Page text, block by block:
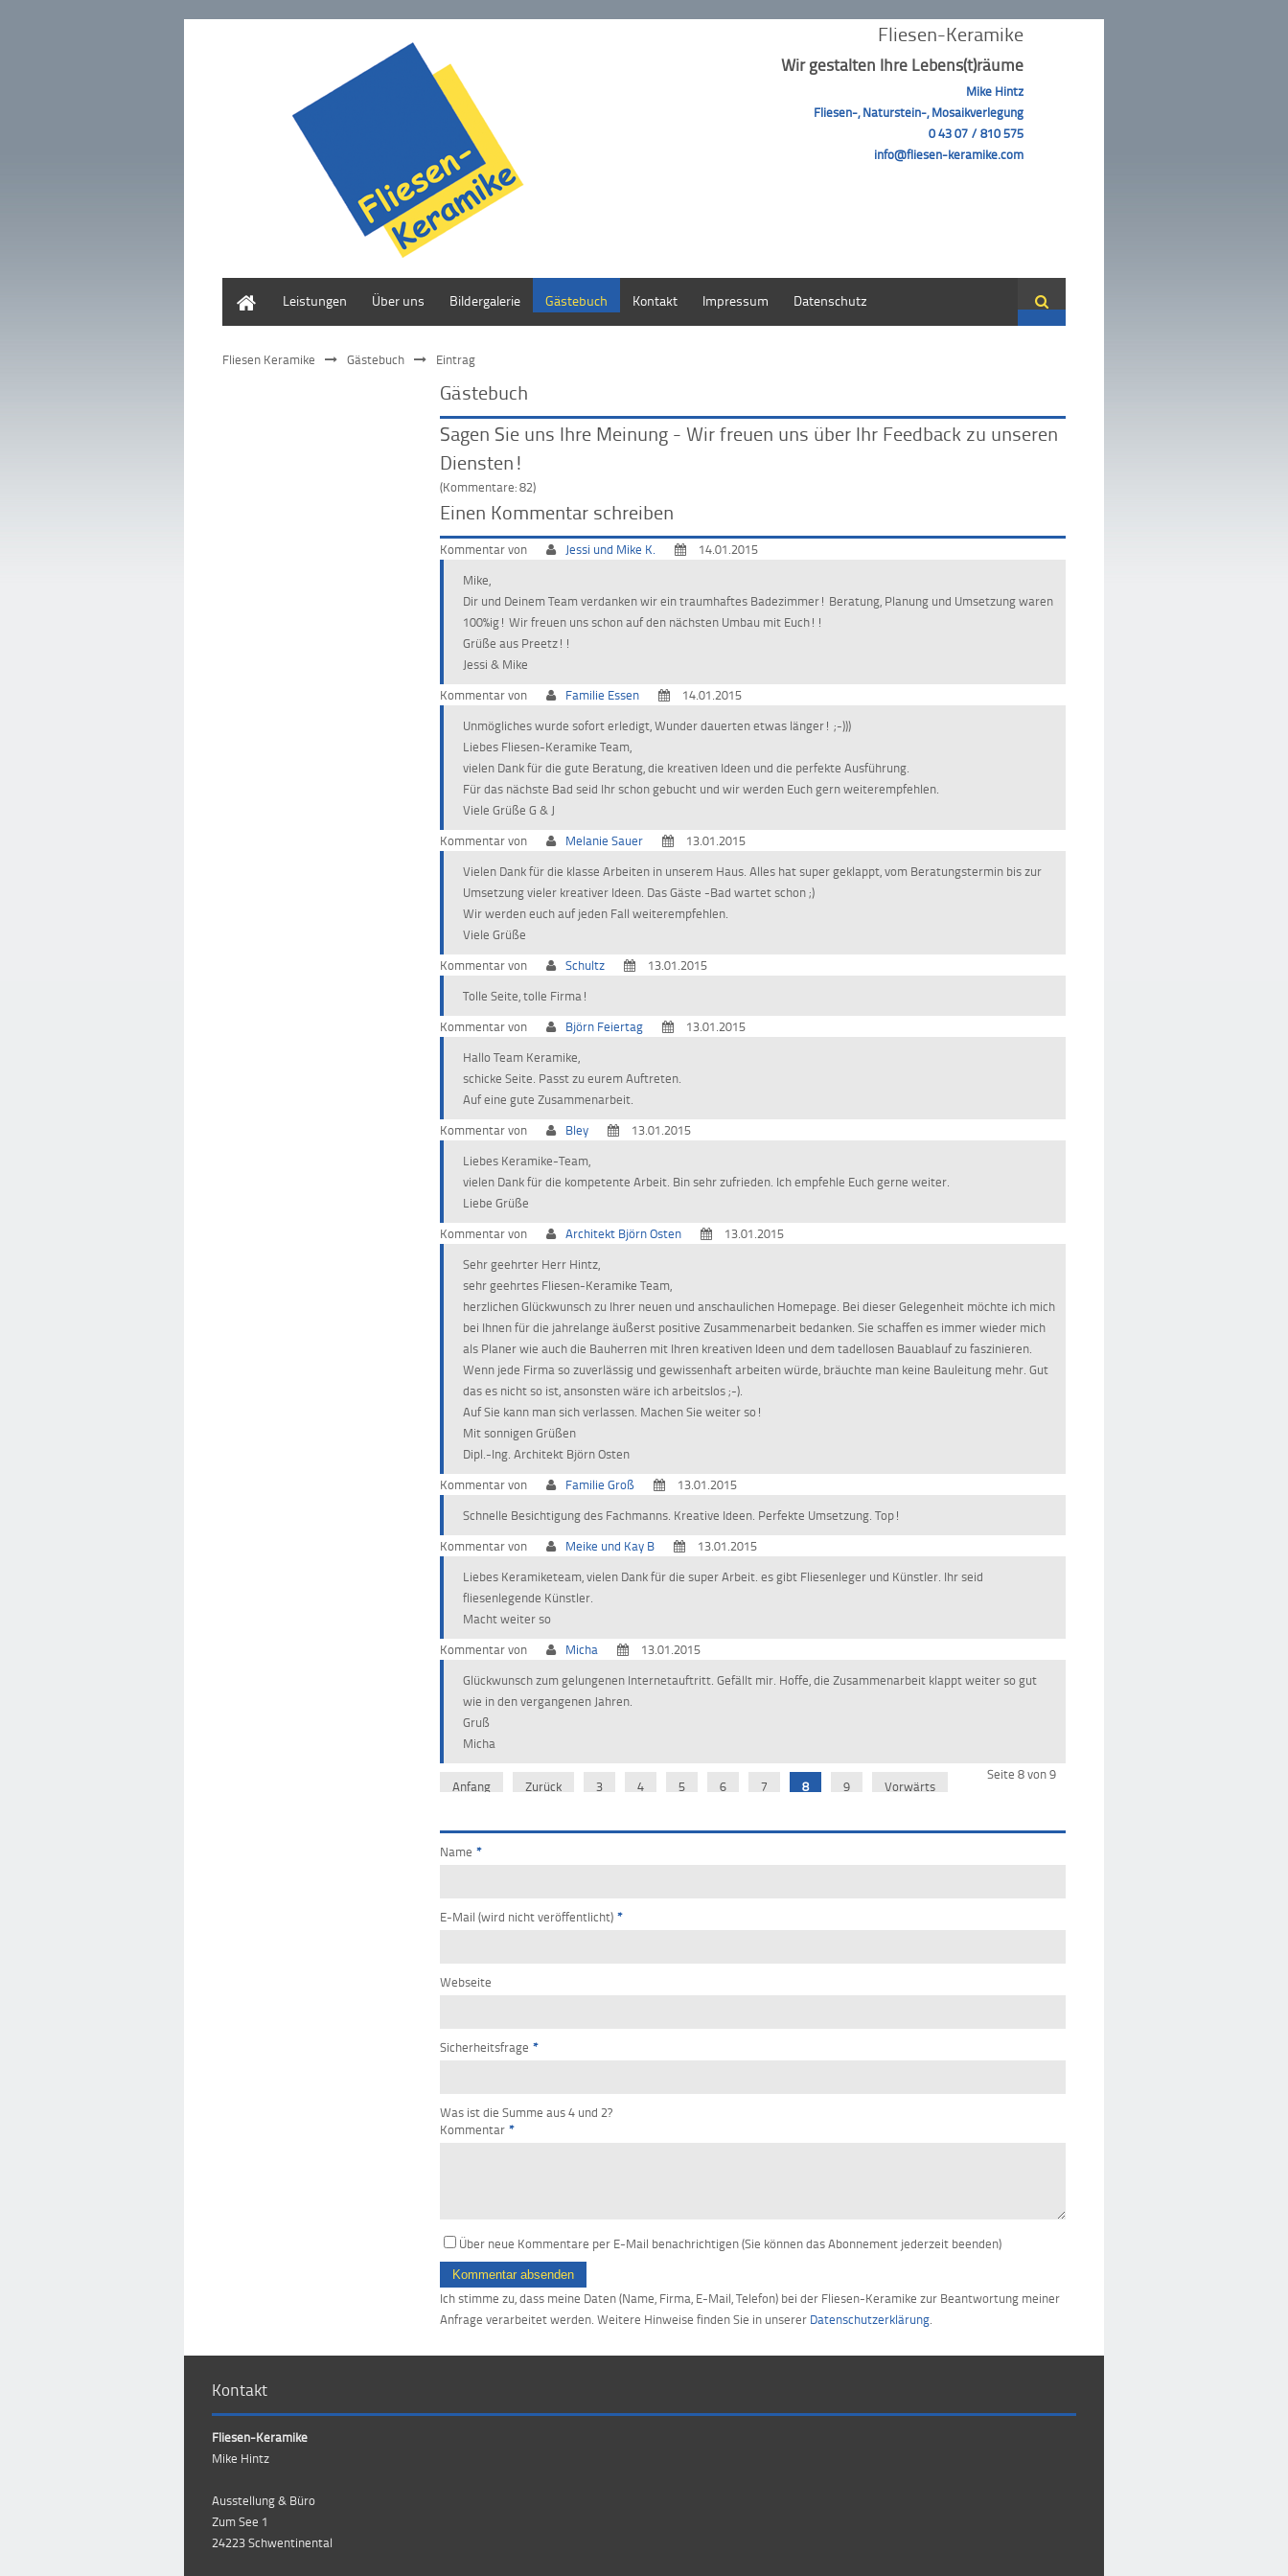
Fliesen-Keramike
Wir gestalten Ihre Lebens(t)räume
Mike Hintz
Fliesen-, Naturstein-, Mosaikverlegung
0 43 07 / 810 575
info@fliesen-keramike.com
Leistungen Über uns Bildergalerie Gästebuch Kontakt Impressum Datenschutz Suche
Fliesen Keramike Gästebuch Eintrag
Gästebuch
Sagen Sie uns Ihre Meinung - Wir freuen uns über Ihr Feedback zu unseren
Diensten!
(Kommentare: 82)
Einen Kommentar schreiben
Kommentar von Jessi und Mike K.
14.01.2015
Mike,
Dir und Deinem Team verdanken wir ein traumhaftes Badezimmer! Beratung, Planung und Umsetzung waren
100%ig! Wir freuen uns schon auf den nächsten Umbau mit Euch!!
Grüße aus Preetz!!
Jessi & Mike
Kommentar von
Familie Essen
14.01.2015
Unmögliches wurde sofort erledigt, Wunder dauerten etwas länger! ;-)))
Liebes Fliesen-Keramike Team,
vielen Dank für die gute Beratung, die kreativen Ideen und die perfekte Ausführung.
Für das nächste Bad seid Ihr schon gebucht und wir werden Euch gern weiterempfehlen.
Viele Grüße G & J
Kommentar von
Melanie Sauer
13.01.2015
Vielen Dank für die klasse Arbeiten in unserem Haus. Alles hat super geklappt, vom Beratungstermin bis zur
Umsetzung vieler kreativer Ideen. Das Gäste -Bad wartet schon ;)
Wir werden euch auf jeden Fall weiterempfehlen.
Viele Grüße
Kommentar von
Schultz
13.01.2015
Tolle Seite, tolle Firma!
Kommentar von
Björn Feiertag
13.01.2015
Hallo Team Keramike,
schicke Seite. Passt zu eurem Auftreten.
Auf eine gute Zusammenarbeit.
Kommentar von
Bley
13.01.2015
Liebes Keramike-Team,
vielen Dank für die kompetente Arbeit. Bin sehr zufrieden. Ich empfehle Euch gerne weiter.
Liebe Grüße
Kommentar von
Architekt Björn Osten
13.01.2015
Sehr geehrter Herr Hintz,
sehr geehrtes Fliesen-Keramike Team,
herzlichen Glückwunsch zu Ihrer neuen und anschaulichen Homepage. Bei dieser Gelegenheit möchte ich mich
bei Ihnen für die jahrelange äußerst positive Zusammenarbeit bedanken. Sie schaffen es immer wieder mich
als Planer wie auch die Bauherren mit Ihren kreativen Ideen und dem tadellosen Bauablauf zu faszinieren.
Wenn jede Firma so zuverlässig und gewissenhaft arbeiten würde, bräuchte man keine Bauleitung mehr. Gut
das es nicht so ist, ansonsten wäre ich arbeitslos ;-).
Auf Sie kann man sich verlassen. Machen Sie weiter so!
Mit sonnigen Grüßen
Dipl.-Ing. Architekt Björn Osten
Kommentar von
Familie Groß
13.01.2015
Schnelle Besichtigung des Fachmanns. Kreative Ideen. Perfekte Umsetzung. Top!
Kommentar von
Meike und Kay B
13.01.2015
Liebes Keramiketeam, vielen Dank für die super Arbeit. es gibt Fliesenleger und Künstler. Ihr seid
fliesenlegende Künstler.
Macht weiter so
Kommentar von
Micha
13.01.2015
Glückwunsch zum gelungenen Internetauftritt. Gefällt mir. Hoffe, die Zusammenarbeit klappt weiter so gut
wie in den vergangenen Jahren.
Gruß
Micha
Seite 8 von 9
Anfang Zurück 3 4 5 6 7 8 9 Vorwärts
Name *
E-Mail (wird nicht veröffentlicht) *
Webseite
Sicherheitsfrage *
Was ist die Summe aus 4 und 2?
Kommentar *
Über neue Kommentare per E-Mail benachrichtigen (Sie können das Abonnement jederzeit beenden)
Kommentar absenden
Ich stimme zu, dass meine Daten (Name, Firma, E-Mail, Telefon) bei der Fliesen-Keramike zur Beantwortung meiner
Anfrage verarbeitet werden. Weitere Hinweise finden Sie in unserer Datenschutzerklärung.
Kontakt
Fliesen-Keramike
Mike Hintz
Ausstellung & Büro
Zum See 1
24223 Schwentinental